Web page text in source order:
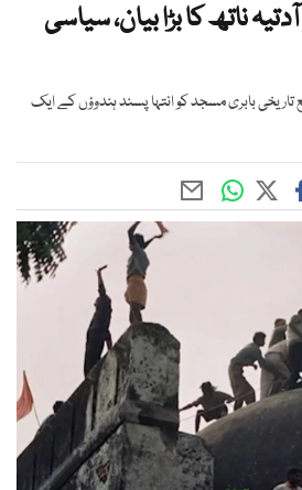
ناتھ کا بڑا بیان، سیاسی
میں واقع تاریخی بابری مسجد کو انتہا پسند ہندوؤں کے ایک